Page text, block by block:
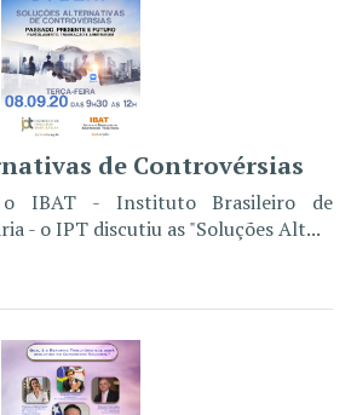
de Controvérsias
o IBAT - Instituto Brasileiro de
- o IPT discutiu as "Soluções Alt...